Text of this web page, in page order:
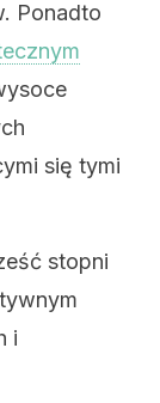
Ponadto
się tymi
stopni
i